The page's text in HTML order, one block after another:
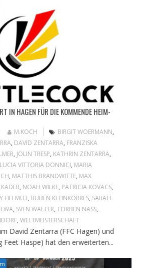
IN HAGEN FÜR DIE KOMMENDE HEIM-
M.KOCH BIRGIT WOERMANN,
, DAVID ZENTARRA, FRANZISKA
, JOLIN TRESP, KATHRIN ZENTARRA,
LUCIA VITTORIA DONNICI, MARIA
, MATTHIS BRANDWITTE, MAX
, NOAH WILKE, PATRICIA KOVACS,
HELMUT, RUBEN KLEINKORRES, SARAH
, SVEN WALTER, TORBEN NASS,
, WELTMEISTERSCHAFT
David Zentarra (FFC Hagen) und
Feet Haspe) hat den erweiterten...